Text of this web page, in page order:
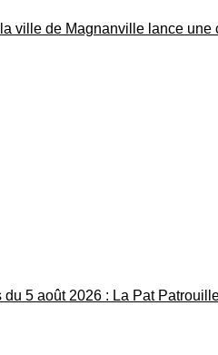
ville de Magnanville lance
5 août 2026 : La Pat